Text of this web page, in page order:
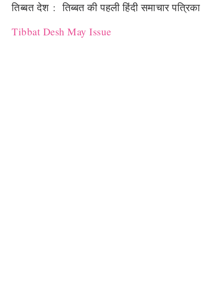
तिब्बत देश : तिब्बत की पहली हिंदी समाचार पत्रिका
Tibbat Desh May Issue